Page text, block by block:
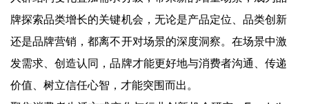
牌探索品类增长的关键机会，无论是产品定位、品类创新
还是品牌营销，都离不开对场景的深度洞察。在场景中激
发需求、创造认同，品牌才能更好地与消费者沟通、传递
价值、树立信任心智，才能突围而出。